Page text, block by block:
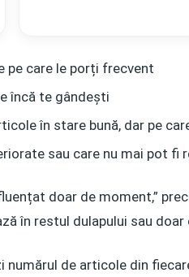
pe care le porți frecvent
încă te gândești
în stare bună, dar pe
sau care nu mai pot fi
doar de moment,”
în restul dulapului sau doar
de articole din